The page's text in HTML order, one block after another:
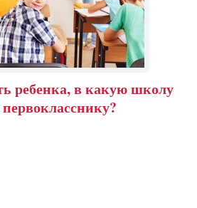
ребенка, в какую школу